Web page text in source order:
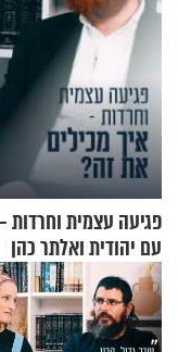
פגיעה עצמית וחרדות
עם יהודית ואלתר כהן